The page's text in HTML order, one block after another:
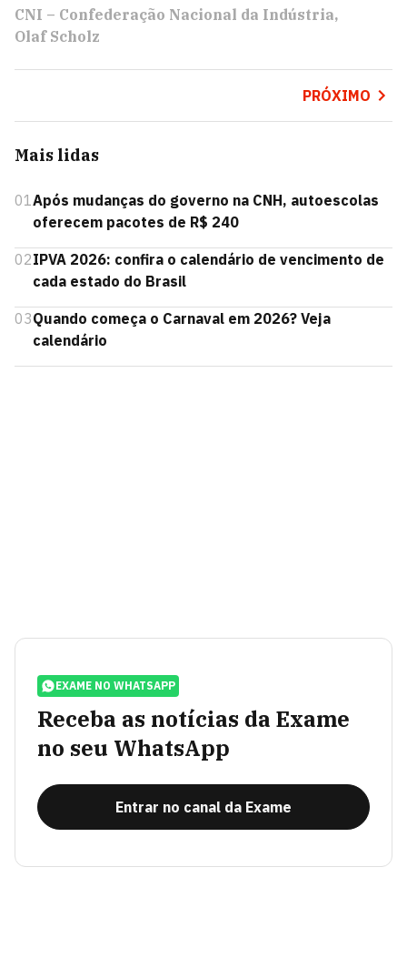
CNI – Confederação Nacional da Indústria
Olaf Scholz
PRÓXIMO
Mais lidas
01Após mudanças do governo na CNH, autoescolas
oferecem pacotes de R$ 240
02IPVA 2026: confira o calendário de vencimento de
cada estado do Brasil
03Quando começa o Carnaval em 2026? Veja
calendário
EXAME NO WHATSAPP
Receba as notícias da Exame
no seu WhatsApp
Entrar no canal da Exame